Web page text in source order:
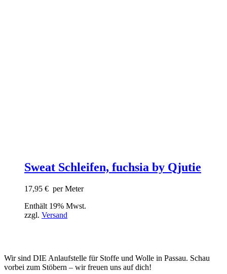
Sweat Schleifen, fuchsia by Qjutie
17,95 € per Meter
Enthält 19% Mwst.
zzgl. Versand
Wir sind DIE Anlaufstelle für Stoffe und Wolle in Passau. Schau
vorbei zum Stöbern – wir freuen uns auf dich!